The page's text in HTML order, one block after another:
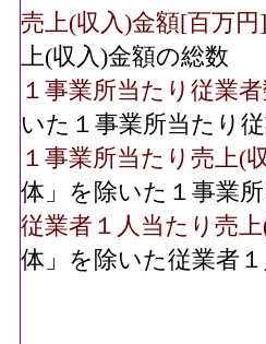
売上(収入)金額[百万円]
上(収入)金額の総数
１事業所当たり従業
いた１事業所当たり
１事業所当たり売上(
体」を除いた１事業
従業者１人当たり売
体」を除いた従業者